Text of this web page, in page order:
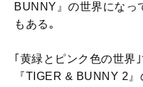
BUNNY』の世界になっ
もある｡
｢黄緑とピンク色の世界
『TIGER & BUNNY 2